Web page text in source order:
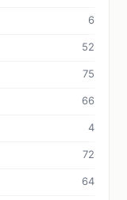
6
52
75
66
4
72
64